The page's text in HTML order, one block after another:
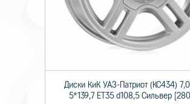
Диски КиК УАЗ-Патриот (КС434)
5*139,7 ET35 d108,5 Сильвер